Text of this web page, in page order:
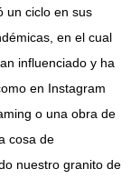
un ciclo en sus
en el cual
influenciado y ha
en Instagram
o una obra de
cosa de
nuestro granito de